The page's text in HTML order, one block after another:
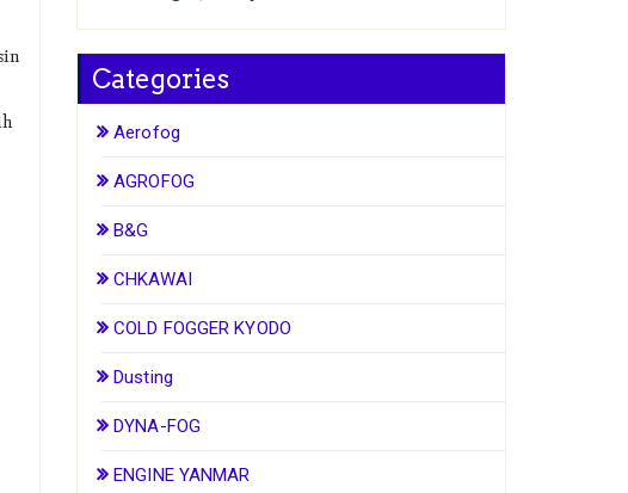
Categories
Aerofog
AGROFOG
B&G
CHKAWAI
COLD FOGGER KYODO
Dusting
DYNA-FOG
ENGINE YANMAR